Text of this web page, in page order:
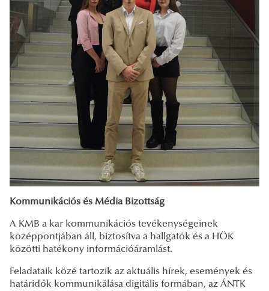
Kommunikációs és Média Bizottság
A KMB a kar kommunikációs tevékenységeinek
középpontjában áll, biztosítva a hallgatók és a HÖK
közötti hatékony információáramlást.
Feladataik közé tartozik az aktuális hírek, események és
határidők kommunikálása digitális formában, az ÁNTK